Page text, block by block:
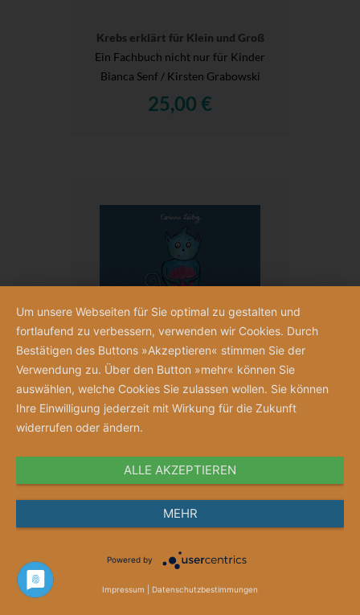
Krebs erklärt für Klein und Groß
Ein Fachbuch nicht nur für Kinder
Bianca Senf / Kirsten Grabowski
25,00 €
Der kleine Bauchweh
Corinna Leibig
2,00 €
Artikel 1
Um unsere Webseiten für Sie optimal zu gestalten und
fortlaufend zu verbessern, verwenden wir Cookies. Durch
Bestätigen des Buttons »Akzeptieren« stimmen Sie der
Verwendung zu. Über den Button »mehr« können Sie
auswählen, welche Cookies Sie zulassen wollen. Sie können
Ihre Einwilligung jederzeit mit Wirkung für die Zukunft
widerrufen oder ändern.
ALLE AKZEPTIEREN
MEHR
Powered by
Impressum Datenschutzbestimmungen